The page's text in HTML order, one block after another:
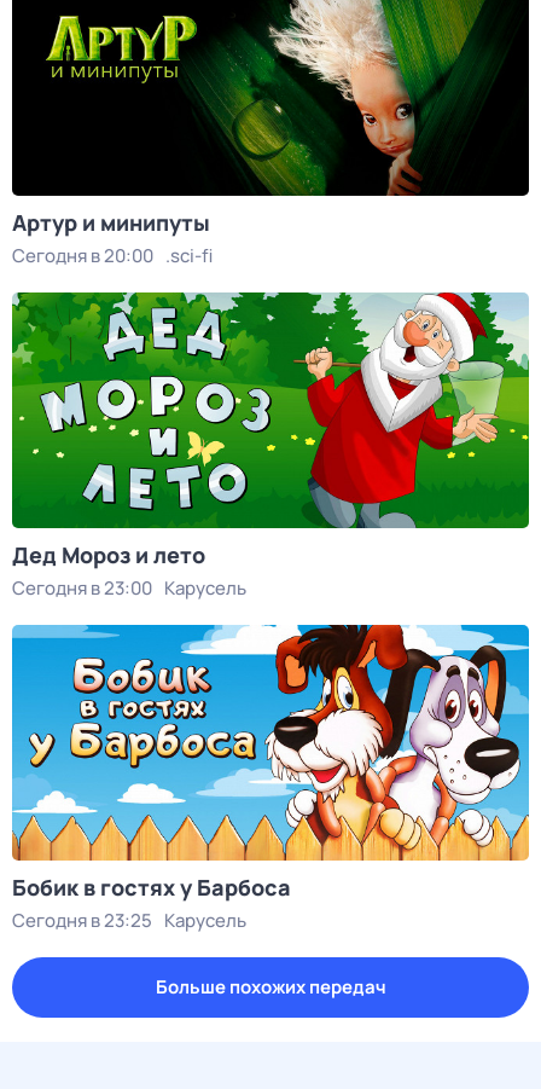
Артур и минипуты
Сегодня в 20:00 .sci-fi
Дед Мороз и лето
Сегодня в 23:00 Карусель
Бобик в гостях у Барбоса
Сегодня в 23:25 Карусель
Больше похожих передач